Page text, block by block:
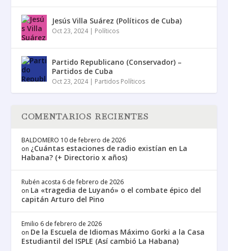
Jesús Villa Suárez (Políticos de Cuba)
Oct 23, 2024| Políticos
Partido Republicano (Conservador) –
Partidos de Cuba
Oct 23, 2024| Partidos Políticos
COMENTARIOS RECIENTES
BALDOMERO 10 de febrero de 2026
on ¿Cuántas estaciones de radio existían en La
Habana? (+ Directorio x años)
Rubén acosta 6 de febrero de 2026
on La «tragedia de Luyanó» o el combate épico del
capitán Arturo del Pino
Emilio 6 de febrero de 2026
on De la Escuela de Idiomas Máximo Gorki a la Casa
Estudiantil del ISPLE (Así cambió La Habana)